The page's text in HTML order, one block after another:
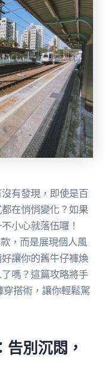
有發現，即使是百
在悄悄變化？如果
小心就落伍囉！
，而是展現個人風
讓你的舊牛仔褲煥
嗎？這篇攻略將手
搭術，讓你輕鬆駕
別沉悶，